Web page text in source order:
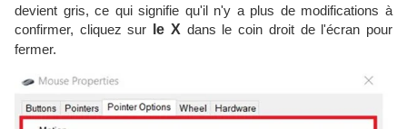
devient gris, ce qui signifie qu'il n'y a plus de modifications à
confirmer, cliquez sur
le X dans le coin droit de l'écran pour
fermer.